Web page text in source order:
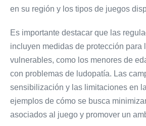
en su región y los tipos de juegos
Es importante destacar que las
incluyen medidas de protección para
vulnerables, como los menores de
con problemas de ludopatía. Las
sensibilización y las limitaciones en
ejemplos de cómo se busca
asociados al juego y promover un